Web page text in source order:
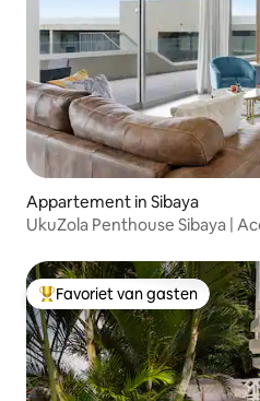
Appartement in Sibaya
UkuZola Penthouse Sibaya |
Topfavoriet van gasten
Favoriet van gasten